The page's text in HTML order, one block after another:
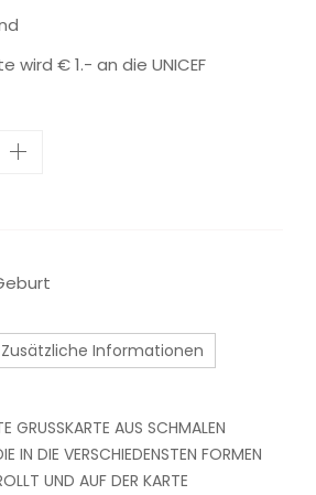
wird € 1.- an die UNICEF
Zusätzliche Informationen
GRUSSKARTE AUS SCHMALEN
IN DIE VERSCHIEDENSTEN FORMEN
UND AUF DER KARTE